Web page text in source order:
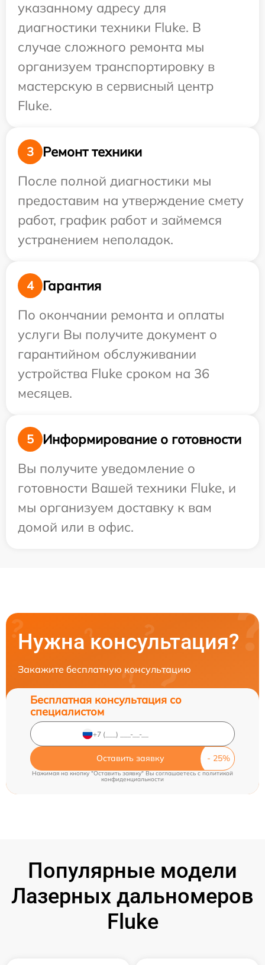
указанному адресу для
диагностики техники Fluke. В
случае сложного ремонта мы
организуем транспортировку в
мастерскую в сервисный центр
Fluke.
3
Ремонт техники
После полной диагностики мы
предоставим на утверждение смету
работ, график работ и займемся
устранением неполадок.
4
Гарантия
По окончании ремонта и оплаты
услуги Вы получите документ о
гарантийном обслуживании
устройства Fluke сроком на 36
месяцев.
5
Информирование о готовности
Вы получите уведомление о
готовности Вашей техники Fluke, и
мы организуем доставку к вам
домой или в офис.
Нужна консультация?
Закажите бесплатную консультацию
Бесплатная консультация со
специалистом
Оставить заявку
Нажимая на кнопку "Оставить заявку" Вы соглашаетесь cполитикой
конфиденциальности
Популярные модели
Лазерных дальномеров
Fluke